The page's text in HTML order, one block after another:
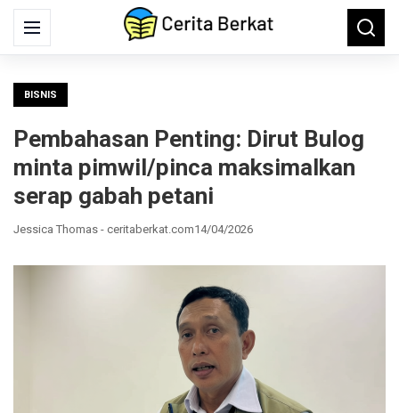
Menu
Search
for:
BISNIS
Pembahasan Penting: Dirut Bulog
minta pimwil/pinca maksimalkan
serap gabah petani
Jessica Thomas - ceritaberkat.com14/04/2026